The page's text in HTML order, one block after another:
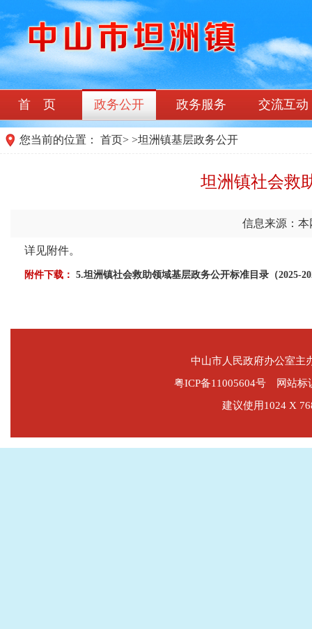
首 页 政务公开 政务服务 交流互动
您当前的位置： 首页> >坦洲镇基层政务公开
坦洲镇社会救
信息来源：本
详见附件。
附件下载： 5.坦洲镇社会救助领域基层政务公开标准目录（2025-
中山市人民政府办公室
粤ICP备11005604号 网站标
建议使用1024 X